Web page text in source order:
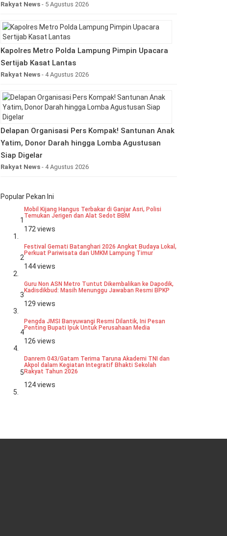
Rakyat News - 5 Agustus 2026
Kapolres Metro Polda Lampung Pimpin Upacara
Sertijab Kasat Lantas
Rakyat News - 4 Agustus 2026
Delapan Organisasi Pers Kompak! Santunan Anak
Yatim, Donor Darah hingga Lomba Agustusan
Siap Digelar
Rakyat News - 4 Agustus 2026
Popular Pekan Ini
1
Mobil Kijang Hangus Terbakar di Ganjar Asri, Polisi
Temukan Jerigen dan Alat Sedot BBM
172 views
2
Festival Gemati Batanghari 2026 Angkat Budaya Lokal,
Perkuat Pariwisata dan UMKM Lampung Timur
144 views
3
Guru Non ASN Metro Tuntut Dikembalikan ke Dapodik,
Kadisdikbud: Masih Menunggu Jawaban Resmi BPKP
129 views
4
Pengda JMSI Banyuwangi Resmi Dilantik, Ini Pesan
Penting Bupati Ipuk Untuk Perusahaan Media
126 views
5
Danrem 043/Gatam Terima Taruna Akademi TNI dan
Akpol dalam Kegiatan Integratif Bhakti Sekolah
Rakyat Tahun 2026
124 views